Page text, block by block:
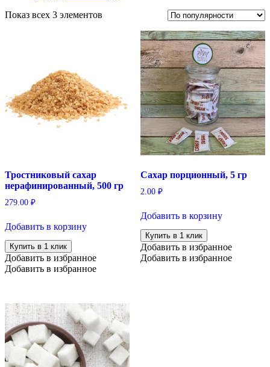
Показ всех 3 элементов
Тростниковый сахар
нерафинированный, 500 гр
279.00 ₽
Добавить в корзину
Купить в 1 клик
Добавить в избранное
Добавить в избранное
Сахар порционный, 5 гр
2.00 ₽
Добавить в корзину
Купить в 1 клик
Добавить в избранное
Добавить в избранное